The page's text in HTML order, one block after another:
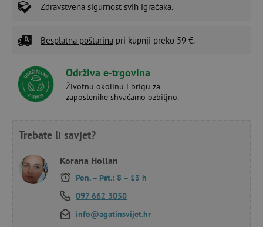
Zdravstvena sigurnost svih igračaka.
Besplatna poštarina pri kupnji preko 59 €.
Održiva e-trgovina
Životnu okolinu i brigu za
zaposlenike shvaćamo ozbiljno.
Trebate li savjet?
Korana Hollan
Pon. – Pet.: 8 – 13 h
097 662 3050
info@agatinsvijet.hr